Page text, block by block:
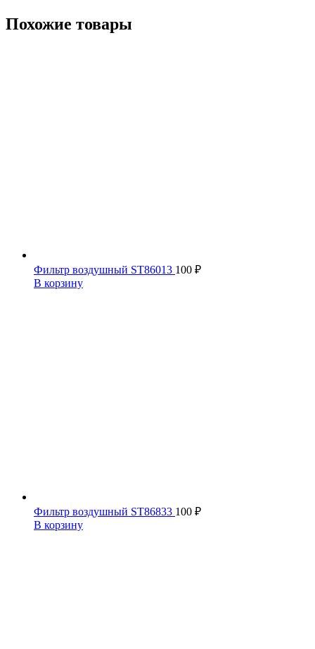
Похожие товары
Фильтр воздушный ST86013 100 ₽
В корзину
Фильтр воздушный ST86833 100 ₽
В корзину